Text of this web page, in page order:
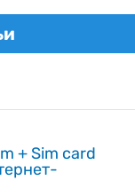
+ Sim card